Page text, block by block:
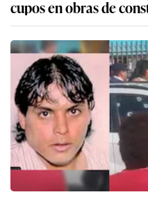
cupos en obras de